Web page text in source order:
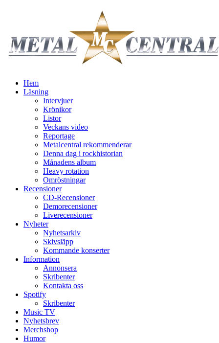
Hem
Läsning
Intervjuer
Krönikor
Listor
Veckans video
Reportage
Metalcentral rekommenderar
Denna dag i rockhistorian
Månadens album
Heavy rotation
Omröstningar
Recensioner
CD-Recensioner
Demorecensioner
Liverecensioner
Nyheter
Nyhetsarkiv
Skivsläpp
Kommande konserter
Information
Annonsera
Skribenter
Kontakta oss
Spotify
Skribenter
Music TV
Nyhetsbrev
Merchshop
Humor